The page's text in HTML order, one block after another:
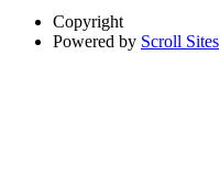
Copyright
Powered by Scroll Sites